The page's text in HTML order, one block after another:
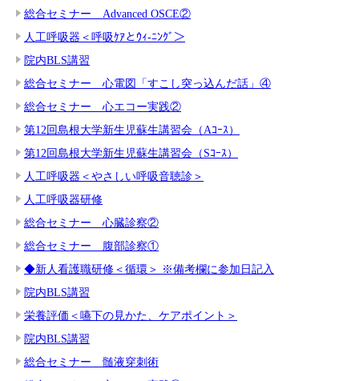
総合セミナー Advanced OSCE②
人工呼吸器＜呼吸ｹｱとｳｨ-ﾆﾝｸﾞ＞
院内BLS講習
総合セミナー 心電図「すこし突っ込んだ話」④
総合セミナー 心エコー実践②
第12回島根大学新生児蘇生講習会（Aｺｰｽ）
第12回島根大学新生児蘇生講習会（Sｺｰｽ）
人工呼吸器＜やさしい呼吸音聴診＞
人工呼吸器研修
総合セミナー 心臓診察②
総合セミナー 腹部診察①
◆新人看護職研修＜循環＞ ※備考欄に参加日記入
院内BLS講習
栄養評価＜嚥下の見かた、ケアポイント＞
院内BLS講習
総合セミナー 髄液穿刺術